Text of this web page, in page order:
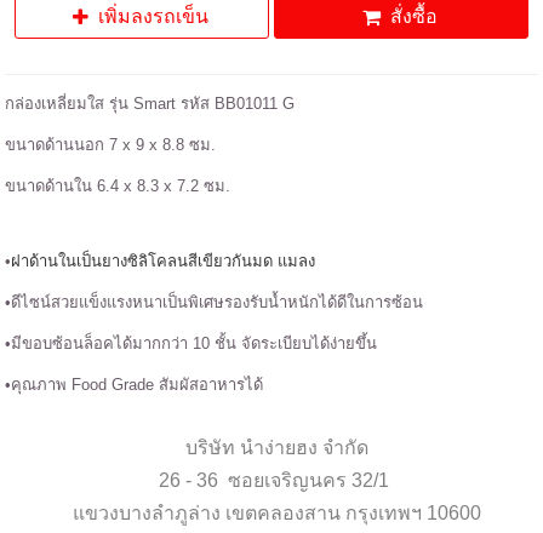
เพิ่มลงรถเข็น สั่งซื้อ
กล่องเหลี่ยมใส รุ่น Smart รหัส BB01011 G
ขนาดด้านนอก 7 x 9 x 8.8 ซม.
ขนาดด้านใน 6.4 x 8.3 x 7.2 ซม.
•ฝาด้านในเป็นยางซิลิโคลนสีเขียวกันมด แมลง
•ดีไซน์สวยแข็งแรงหนาเป็นพิเศษรองรับน้ำหนักได้ดีในการซ้อน
•มีขอบซ้อนล็อคได้มากกว่า 10 ชั้น จัดระเบียบได้ง่ายขึ้น
•คุณภาพ Food Grade สัมผัสอาหารได้
บริษัท นำง่ายฮง จำกัด
26 - 36 ซอยเจริญนคร 32/1
แขวงบางลำภูล่าง เขตคลองสาน กรุงเทพฯ 10600